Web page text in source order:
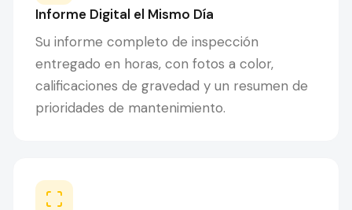
Informe Digital el Mismo Día
Su informe completo de inspección
entregado en horas, con fotos a color,
calificaciones de gravedad y un resumen de
prioridades de mantenimiento.